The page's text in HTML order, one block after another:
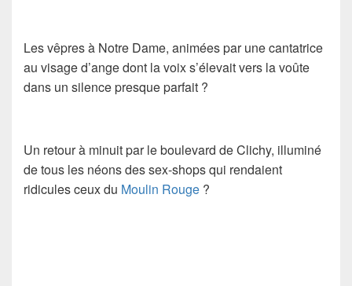
Les vêpres à Notre Dame, animées par une cantatrice
au visage d’ange dont la voix s’élevait vers la voûte
dans un silence presque parfait ?
Un retour à minuit par le boulevard de Clichy, illuminé
de tous les néons des sex-shops qui rendaient
ridicules ceux du Moulin Rouge ?